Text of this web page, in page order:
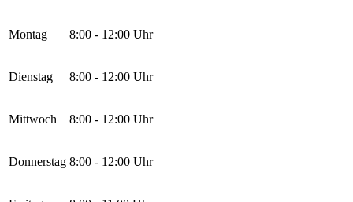
Montag 8:00 - 12:00 Uhr
Dienstag 8:00 - 12:00 Uhr
Mittwoch 8:00 - 12:00 Uhr
Donnerstag 8:00 - 12:00 Uhr